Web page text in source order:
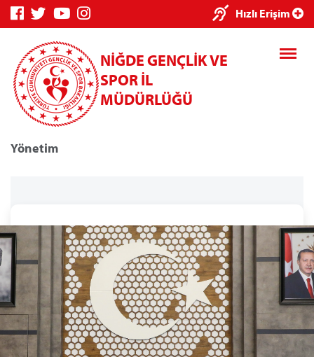
Hızlı Erişim
NİĞDE GENÇLİK VE
SPOR İL
MÜDÜRLÜĞÜ
Yönetim
Kredi/Yurt E-
Ödeme